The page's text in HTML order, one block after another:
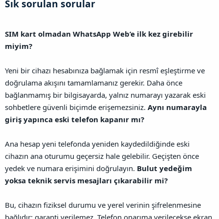
Sık sorulan sorular​
SIM kart olmadan WhatsApp Web’e ilk kez girebilir
miyim?
Yeni bir cihazı hesabınıza bağlamak için resmî eşleştirme ve
doğrulama akışını tamamlamanız gerekir. Daha önce
bağlanmamış bir bilgisayarda, yalnız numarayı yazarak eski
sohbetlere güvenli biçimde erişemezsiniz. Aynı numarayla
giriş yapınca eski telefon kapanır mı?
Ana hesap yeni telefonda yeniden kaydedildiğinde eski
cihazın ana oturumu geçersiz hale gelebilir. Geçişten önce
yedek ve numara erişimini doğrulayın. Bulut yedeğim
yoksa teknik servis mesajları çıkarabilir mi?
Bu, cihazın fiziksel durumu ve yerel verinin şifrelenmesine